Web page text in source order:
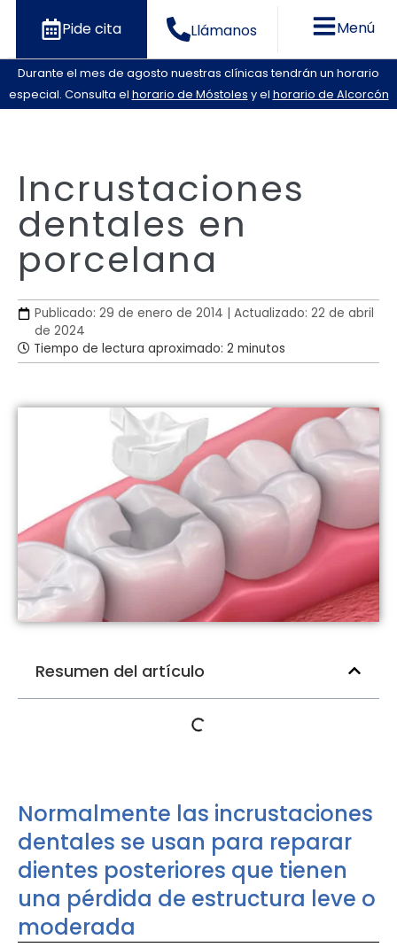
Llámanos
Pide cita Menú
Durante el mes de agosto nuestras clínicas tendrán un horario
especial. Consulta el horario de Móstoles y el horario de Alcorcón
Incrustaciones
dentales en
porcelana
Publicado: 29 de enero de 2014 | Actualizado: 22 de abril
de 2024
Tiempo de lectura aproximado: 2 minutos
Resumen del artículo
Normalmente las incrustaciones
dentales se usan para reparar
dientes posteriores que tienen
una pérdida de estructura leve o
moderada